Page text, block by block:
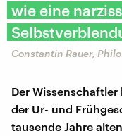
wie eine
Constantin Rauer,
Der
der Ur- und
tausende Jahre